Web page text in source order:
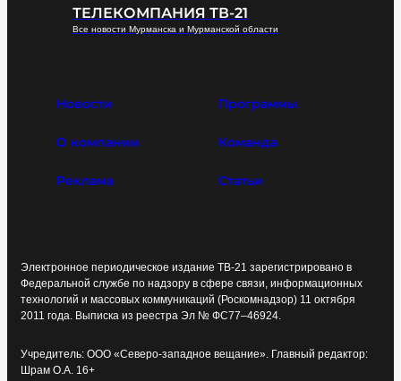
ТЕЛЕКОМПАНИЯ ТВ-21
Все новости Мурманска и Мурманской области
Новости Программы
О компании Команда
Реклама Статьи
Электронное периодическое издание ТВ-21 зарегистрировано в
Федеральной службе по надзору в сфере связи, информационных
технологий и массовых коммуникаций (Роскомнадзор) 11 октября
2011 года. Выписка из реестра Эл № ФС77–46924.
Учредитель: ООО «Северо-западное вещание». Главный редактор:
Шрам О.А. 16+